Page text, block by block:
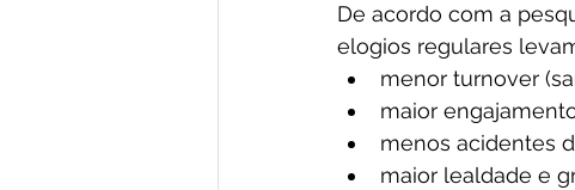
De acordo com a
elogios regulares
menor turnover
maior
menos acidentes
maior lealdade e